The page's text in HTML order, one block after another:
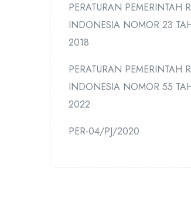
PERATURAN PEMERINTAH
INDONESIA NOMOR 23
2018
PERATURAN PEMERINTAH
INDONESIA NOMOR 55
2022
PER-04/PJ/2020